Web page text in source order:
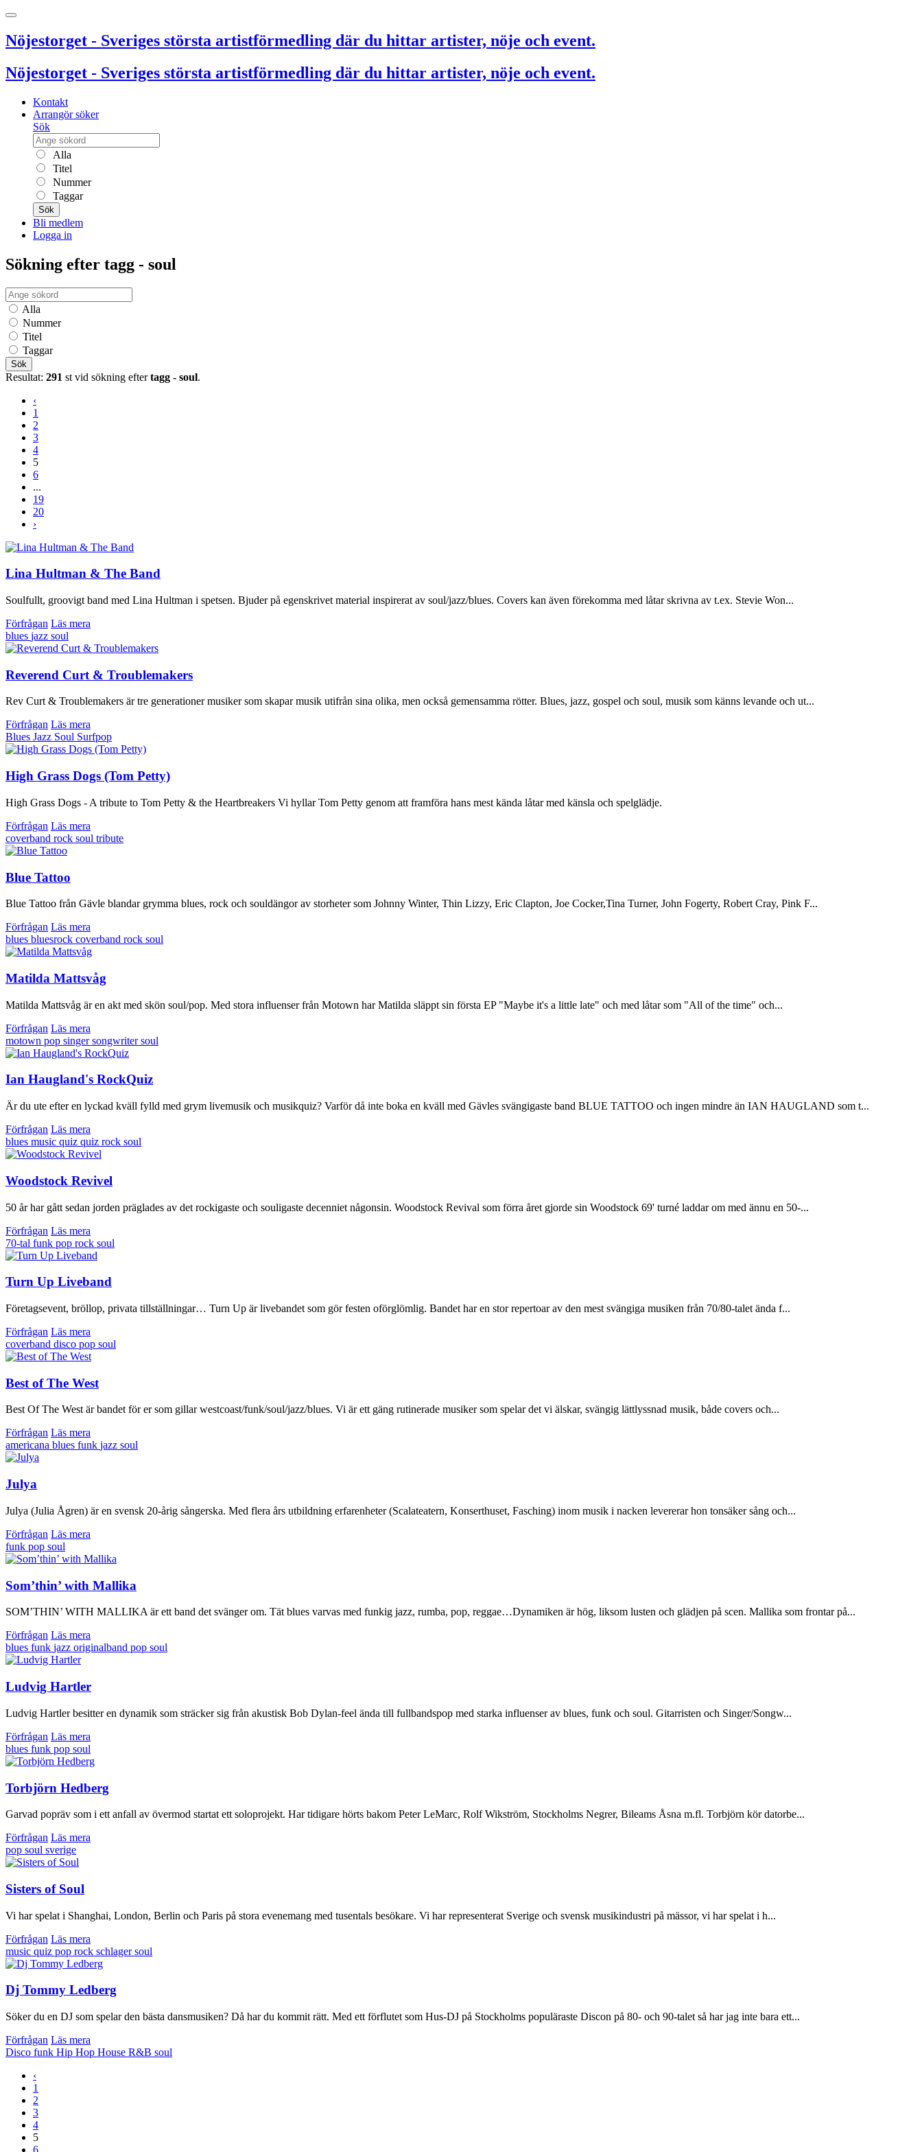
Nöjestorget - Sveriges största artistförmedling där du hittar artister, nöje och event.
Nöjestorget - Sveriges största artistförmedling där du hittar artister, nöje och event.
Kontakt
Arrangör söker
Sök
Alla
Titel
Nummer
Taggar
Sök
Bli medlem
Logga in
Sökning efter tagg - soul
Alla
Nummer
Titel
Taggar
Sök
Resultat: 291 st vid sökning eftertagg - soul.
‹
1
2
3
4
5
6
...
19
20
›
Lina Hultman & The Band
Soulfullt, groovigt band med Lina Hultman i spetsen. Bjuder på egenskrivet material inspirerat av soul/jazz/blues. Covers kan även förekomma med låtar skrivna av t.ex. Stevie Won...
Förfrågan Läs mera
blues jazz soul
Reverend Curt & Troublemakers
Rev Curt & Troublemakers är tre generationer musiker som skapar musik utifrån sina olika, men också gemensamma rötter. Blues, jazz, gospel och soul, musik som känns levande och ut...
Förfrågan Läs mera
Blues Jazz Soul Surfpop
High Grass Dogs (Tom Petty)
High Grass Dogs - A tribute to Tom Petty & the Heartbreakers Vi hyllar Tom Petty genom att framföra hans mest kända låtar med känsla och spelglädje.
Förfrågan Läs mera
coverband rock soul tribute
Blue Tattoo
Blue Tattoo från Gävle blandar grymma blues, rock och souldängor av storheter som Johnny Winter, Thin Lizzy, Eric Clapton, Joe Cocker,Tina Turner, John Fogerty, Robert Cray, Pink F...
Förfrågan Läs mera
blues bluesrock coverband rock soul
Matilda Mattsvåg
Matilda Mattsvåg är en akt med skön soul/pop. Med stora influenser från Motown har Matilda släppt sin första EP "Maybe it's a little late" och med låtar som "All of the time" och...
Förfrågan Läs mera
motown pop singer songwritersoul
Ian Haugland's RockQuiz
Är du ute efter en lyckad kväll fylld med grym livemusik och musikquiz? Varför då inte boka en kväll med Gävles svängigaste band BLUE TATTOO och ingen mindre än IAN HAUGLAND som t...
Förfrågan Läs mera
blues music quiz quiz rock soul
Woodstock Revivel
50 år har gått sedan jorden präglades av det rockigaste och souligaste decenniet någonsin. Woodstock Revival som förra året gjorde sin Woodstock 69' turné laddar om med ännu en 50-...
Förfrågan Läs mera
70-tal funk pop rock soul
Turn Up Liveband
Företagsevent, bröllop, privata tillställningar… Turn Up är livebandet som gör festen oförglömlig. Bandet har en stor repertoar av den mest svängiga musiken från 70/80-talet ända f...
Förfrågan Läs mera
coverband disco pop soul
Best of The West
Best Of The West är bandet för er som gillar westcoast/funk/soul/jazz/blues. Vi är ett gäng rutinerade musiker som spelar det vi älskar, svängig lättlyssnad musik, både covers och...
Förfrågan Läs mera
americana blues funk jazz soul
Julya
Julya (Julia Ågren) är en svensk 20-årig sångerska. Med flera års utbildning erfarenheter (Scalateatern, Konserthuset, Fasching) inom musik i nacken levererar hon tonsäker sång och...
Förfrågan Läs mera
funk pop soul
Som’thin’ with Mallika
SOM’THIN’ WITH MALLIKA är ett band det svänger om. Tät blues varvas med funkig jazz, rumba, pop, reggae…Dynamiken är hög, liksom lusten och glädjen på scen. Mallika som frontar på...
Förfrågan Läs mera
blues funk jazz originalband pop soul
Ludvig Hartler
Ludvig Hartler besitter en dynamik som sträcker sig från akustisk Bob Dylan-feel ända till fullbandspop med starka influenser av blues, funk och soul. Gitarristen och Singer/Songw...
Förfrågan Läs mera
blues funk pop soul
Torbjörn Hedberg
Garvad popräv som i ett anfall av övermod startat ett soloprojekt. Har tidigare hörts bakom Peter LeMarc, Rolf Wikström, Stockholms Negrer, Bileams Åsna m.fl. Torbjörn kör datorbe...
Förfrågan Läs mera
pop soul sverige
Sisters of Soul
Vi har spelat i Shanghai, London, Berlin och Paris på stora evenemang med tusentals besökare. Vi har representerat Sverige och svensk musikindustri på mässor, vi har spelat i h...
Förfrågan Läs mera
music quiz pop rock schlagersoul
Dj Tommy Ledberg
Söker du en DJ som spelar den bästa dansmusiken? Då har du kommit rätt. Med ett förflutet som Hus-DJ på Stockholms populäraste Discon på 80- och 90-talet så har jag inte bara ett...
Förfrågan Läs mera
Disco funk Hip Hop House R&B soul
‹
1
2
3
4
5
6